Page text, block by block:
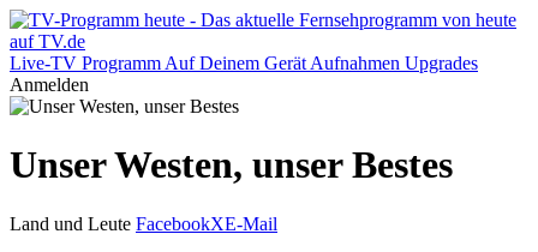
Live-TV Programm Auf Deinem Gerät Aufnahmen Upgrades
Anmelden
Unser Westen, unser Bestes
Land und Leute FacebookXE-Mail